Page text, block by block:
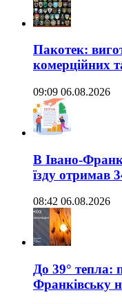
Пакотек:
комерційних
09:09 06.08.2026
В Івано-
їзду отримав
08:42 06.08.2026
До 39° тепла:
Франківську